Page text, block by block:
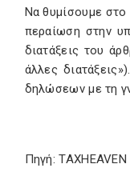
Να θυμίσουμε
περαίωση στην
διατάξεις του
άλλες
δηλώσεων με τη
Πηγή: TAXHEAVEN